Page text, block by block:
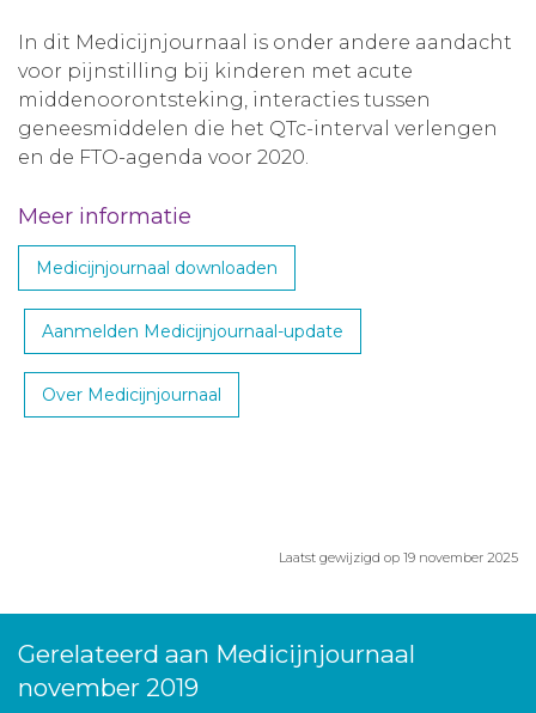
In dit Medicijnjournaal is onder andere aandacht
voor pijnstilling bij kinderen met acute
middenoorontsteking, interacties tussen
geneesmiddelen die het QTc-interval verlengen
en de FTO-agenda voor 2020.
Meer informatie
Medicijnjournaal downloaden
Aanmelden Medicijnjournaal-update
Over Medicijnjournaal
Laatst gewijzigd op 19 november 2025
Gerelateerd aan Medicijnjournaal
november 2019